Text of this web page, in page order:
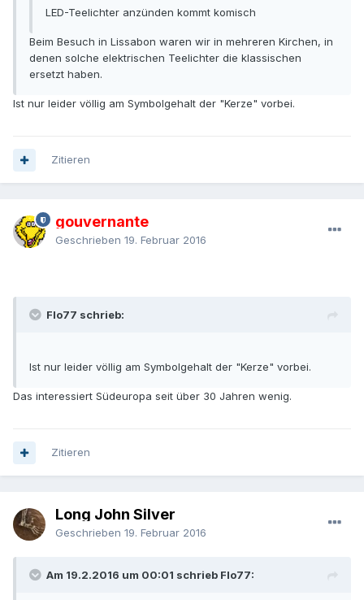
LED-Teelichter anzünden kommt komisch
Beim Besuch in Lissabon waren wir in mehreren Kirchen, in
denen solche elektrischen Teelichter die klassischen
ersetzt haben.
Ist nur leider völlig am Symbolgehalt der "Kerze" vorbei.
Zitieren
gouvernante
Geschrieben 19. Februar 2016
Flo77 schrieb:
Ist nur leider völlig am Symbolgehalt der "Kerze" vorbei.
Das interessiert Südeuropa seit über 30 Jahren wenig.
Zitieren
Long John Silver
Geschrieben 19. Februar 2016
Am 19.2.2016 um 00:01 schrieb Flo77: